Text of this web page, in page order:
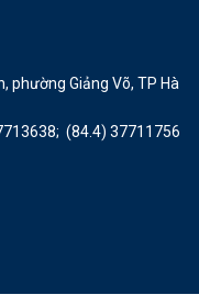
phường Giảng Võ, TP Hà
(84.4) 37711756